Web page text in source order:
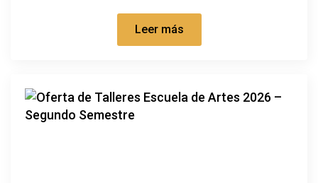
Leer más